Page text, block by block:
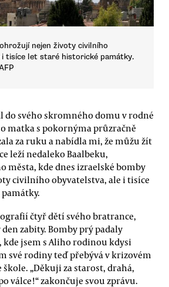
nejen životy civilního
tisíce let staré historické památky.
do svého skromného domu v rodné
matka s pokornýma průzračně
za ruku a nabídla mi, že můžu žít
leží nedaleko Baalbeku,
města, kde dnes izraelské bomby
civilního obyvatelstva, ale i tisíce
čtyř dětí svého bratrance,
zabity. Bomby prý padaly
kde jsem s Aliho rodinou kdysi
své rodiny teď přebývá v krizovém
„Děkuji za starost, drahá,
válce!“ zakončuje svou zprávu.